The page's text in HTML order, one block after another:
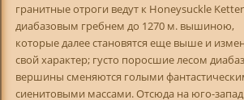
гранитные отроги ведут к Honeysuckle
диабазовым гребнем до 1270 м. вышиною,
которые далее становятся еще выше и
свой характер; густо поросшие лесом
вершины сменяются голыми
сиенитовыми массами. Отсюда на юго-